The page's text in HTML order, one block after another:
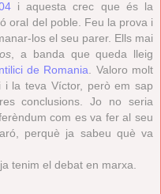
i aquesta crec que és la
oral del poble. Feu la prova i
los el seu parer. Ells mai
, a banda que queda lleig
de Romania . Valoro molt
la teva Víctor, però em sap
conclusions. Jo no seria
com es va fer al seu
perquè ja sabeu què va
, ja tenim el debat en marxa.